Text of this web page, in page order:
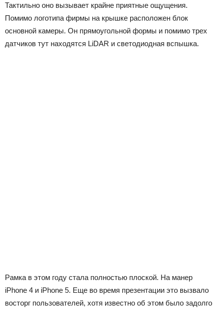
Тактильно оно вызывает крайне приятные ощущения.
Помимо логотипа фирмы на крышке расположен блок
основной камеры. Он прямоугольной формы и помимо трех
датчиков тут находятся LiDAR и светодиодная вспышка.
Рамка в этом году стала полностью плоской. На манер
iPhone 4 и iPhone 5. Еще во время презентации это вызвало
восторг пользователей, хотя известно об этом было задолго